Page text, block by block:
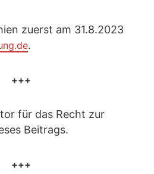
zuerst am 31.8.2023
.
+++
für das Recht zur
Beitrags.
+++